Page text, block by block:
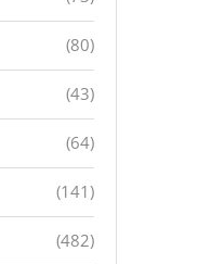
(80)
(43)
(64)
(141)
(482)